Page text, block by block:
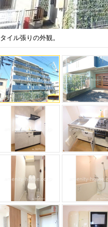
タイル張りの外観。